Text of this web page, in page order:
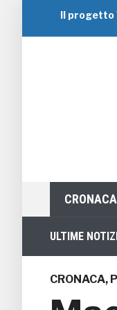
Il progetto
CRONACA
ULTIME
Viaggi di
CRONACA,